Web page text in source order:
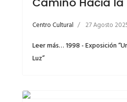
Centro Cultural 27 Agosto
Leer más… 1998 - Exposición
Luz”